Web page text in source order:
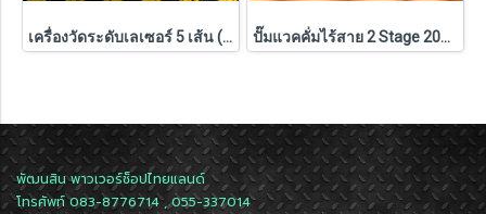
เครื่องวัดระดับเลเซอร์ 5 เส้น (พร้อมชุดขาตั้ง) PUMPKIN แสงสีเขียว รุ่น PTT-LSG5E (28267) ปั๊มแวคคั่มไร้สาย 2 Stage 20V 4CFM INF-415VP5 PUMPKIN (50712) แบตXT 5.0Ahx1 ก้อน ,ตัวเปล่า (50711)
พัฒนสิน พาวเวอร์ช็อปไทยแลนด์
โทรศัพท์ 083-8776714 , 055-337014